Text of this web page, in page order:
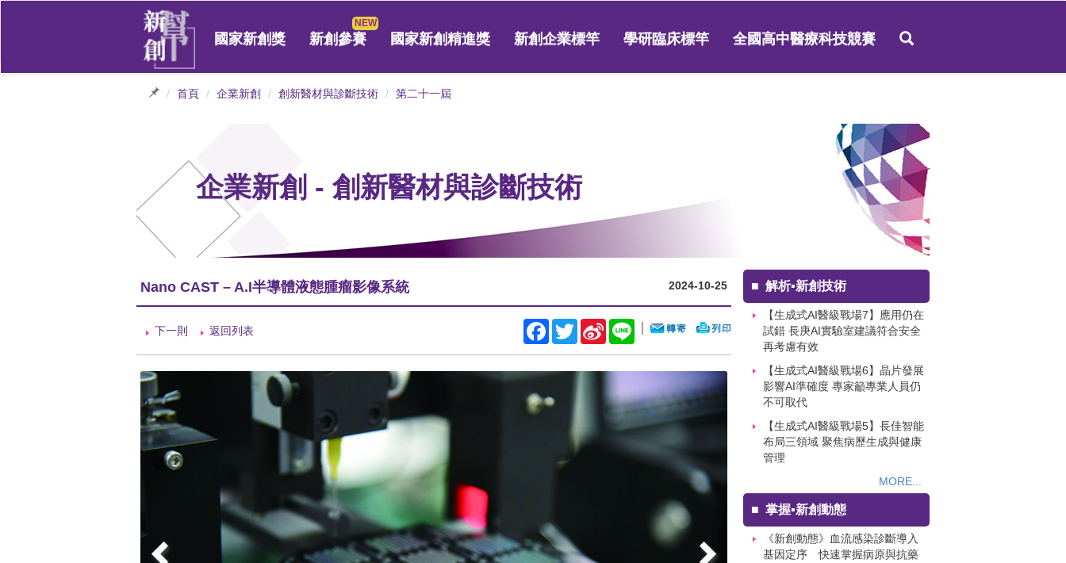
國家新創獎 新創參賽 國家新創精進獎 新創企業標竿 學研臨床標竿 全國高中醫療科技競賽
首頁 企業新創 創新醫材與診斷技術 第二十一屆
企業新創 - 創新醫材與診斷技術
Nano CAST – A.I半導體液態腫瘤影像系統 2024-10-25
下一則 返回列表 Facebook
TwitterSina
Weibo
Line
■ 解析▪新創技術
【生成式AI醫級戰場7】應用仍在
試錯 長庚AI實驗室建議符合安全
再考慮有效
【生成式AI醫級戰場6】晶片發展
影響AI準確度 專家籲專業人員仍
不可取代
【生成式AI醫級戰場5】長佳智能
布局三領域 聚焦病歷生成與健康
管理
MORE...
■ 掌握▪新創動態
《新創動態》血流感染診斷導入
基因定序 快速掌握病原與抗藥